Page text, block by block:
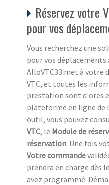
Réservez votre
pour vos
Vous recherchez une
pour vos déplacements
AlloVTC33 met à votre
VTC, et toutes les
prestation sont d'ores
plateforme en ligne de
outil, vous pouvez
VTC, le Module de
réservation. Une fois
Votre commande
prendra en charge dès
avez programmé.